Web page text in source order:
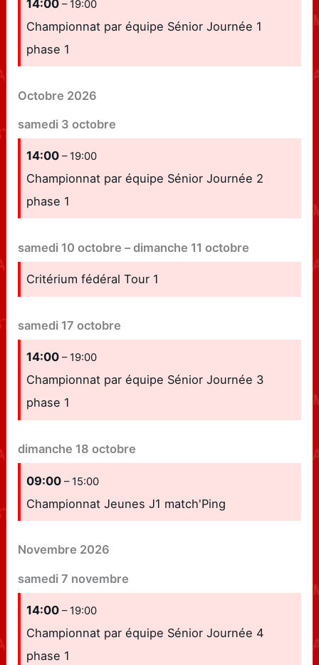
14:00– 19:00
Championnat par équipe Sénior Journée 1
phase 1
Octobre 2026
samedi 3 octobre
14:00– 19:00
Championnat par équipe Sénior Journée 2
phase 1
samedi 10 octobre –dimanche 11 octobre
Critérium fédéral Tour 1
samedi 17 octobre
14:00– 19:00
Championnat par équipe Sénior Journée 3
phase 1
dimanche 18 octobre
09:00– 15:00
Championnat Jeunes J1 match'Ping
Novembre 2026
samedi 7 novembre
14:00– 19:00
Championnat par équipe Sénior Journée 4
phase 1